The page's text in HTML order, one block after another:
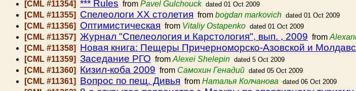
[CML #11354] *** Rules from Pavel Gulchouck dated 01 Oct 2009
[CML #11355] Спелеологи ХХ столетия from bogdan markovich dated 01 Oct 2009
[CML #11356] Оптимистическая from Vitaliy Ostapenko dated 01 Oct 2009
[CML #11357] Журнал "Спелеология и Карстология", вып. , 2009 from
[CML #11358] Новая книга: Пещеры Причерноморско-Азовской и
[CML #11359] Заседание РГО from Alexei Shelepin dated 5 Oct 2009
[CML #11360] Кизил-коба 2009 from Самохин Генадий dated 05 Oct 2009
[CML #11361] Вопрос по пещ. Дивья from Наталья Колчанова dated 06 Oct 2009